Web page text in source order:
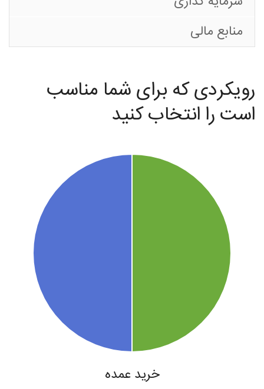
منابع مالی
رویکردی که برای شما مناسب
است را انتخاب کنید
خرید عمده